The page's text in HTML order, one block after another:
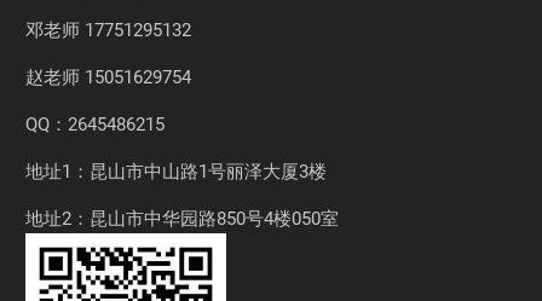
邓老师 17751295132
赵老师 15051629754
QQ：2645486215
地址1：昆山市中山路1号丽泽大厦3楼
地址2：昆山市中华园路850号4楼050室